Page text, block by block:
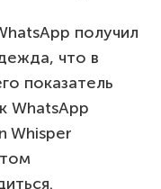
получил
что в
показатель
WhatsApp
Whisper